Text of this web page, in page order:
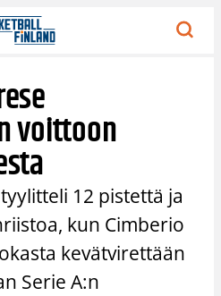
voittoon
12 pistettä ja
kun Cimberio
kevätvirettään
Serie A:n